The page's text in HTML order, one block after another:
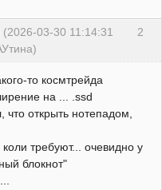
2
(2026-03-30 11:14:31
то космтрейда
на ... .ssd
что открыть нотепадом,
требуют... очевидно у
блокнот"